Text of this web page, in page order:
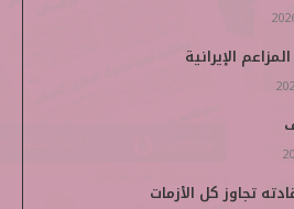
ن
الإيرانية
تجاوز كل الأزمات